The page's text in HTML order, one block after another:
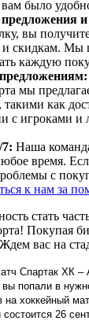
было
и
вы
скидкам. Мы
каждую
мы
как
с игроками и
Наша
время.
с
к нам за
стать
Покупая
вас на
Спартак ХК
попали в
на хоккейный
26